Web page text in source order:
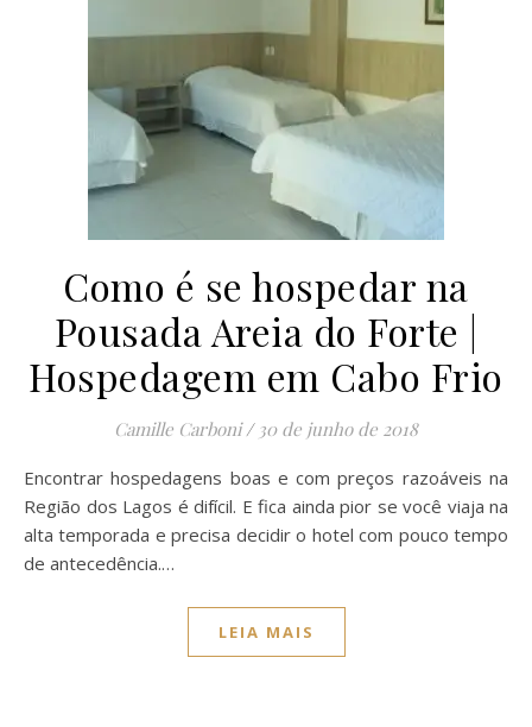
Como é se hospedar na
Pousada Areia do Forte |
Hospedagem em Cabo Frio
Camille Carboni / 30 de junho de 2018
Encontrar hospedagens boas e com preços razoáveis na
Região dos Lagos é difícil. E fica ainda pior se você viaja na
alta temporada e precisa decidir o hotel com pouco tempo
de antecedência.…
LEIA MAIS